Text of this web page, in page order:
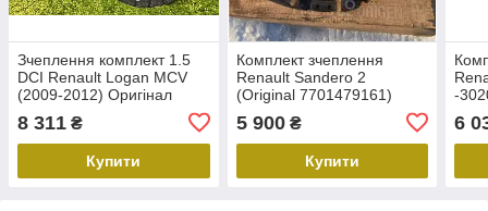
Зчеплення комплект 1.5
DCI Renault Logan MCV
(2009-2012) Оригінал
302058324R Рено логан
8 311 ₴
Купити
Комплект зчеплення
Renault Sandero 2
(Original 7701479161)
5 900₴
Купити
-
6